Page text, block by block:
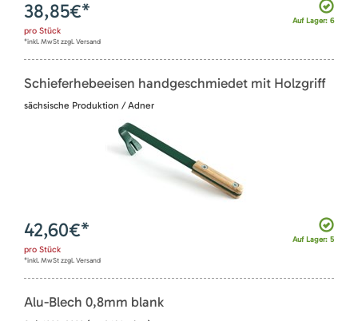
Auf Lager: 6
38,85€*
pro Stück
*inkl. MwSt zzgl. Versand
Schieferhebeeisen handgeschmiedet mit Holzgriff
sächsische Produktion / Adner
Auf Lager: 5
42,60€*
pro Stück
*inkl. MwSt zzgl. Versand
Alu-Blech 0,8mm blank